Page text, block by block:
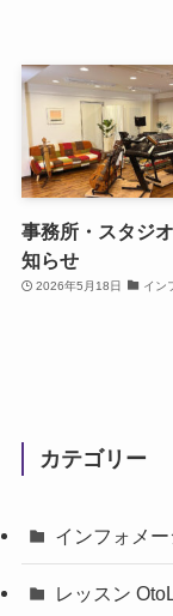
事務所・スタジ
知らせ
2026年5月18日 イン
カテゴリー
インフォメ
レッスン